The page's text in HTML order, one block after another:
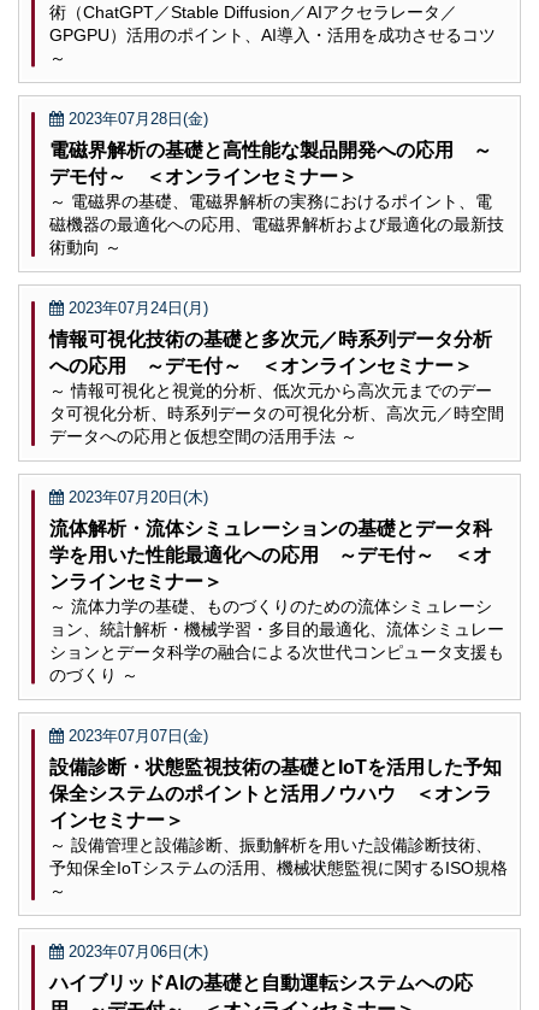
術（ChatGPT／Stable Diffusion／AIアクセラレータ／
GPGPU）活用のポイント、AI導入・活用を成功させるコツ
～
2023年07月28日(金)
電磁界解析の基礎と高性能な製品開発への応用 ～
デモ付～ ＜オンラインセミナー＞
～ 電磁界の基礎、電磁界解析の実務におけるポイント、電
磁機器の最適化への応用、電磁界解析および最適化の最新技
術動向 ～
2023年07月24日(月)
情報可視化技術の基礎と多次元／時系列データ分析
への応用 ～デモ付～ ＜オンラインセミナー＞
～ 情報可視化と視覚的分析、低次元から高次元までのデー
タ可視化分析、時系列データの可視化分析、高次元／時空間
データへの応用と仮想空間の活用手法 ～
2023年07月20日(木)
流体解析・流体シミュレーションの基礎とデータ科
学を用いた性能最適化への応用 ～デモ付～ ＜オ
ンラインセミナー＞
～ 流体力学の基礎、ものづくりのための流体シミュレーシ
ョン、統計解析・機械学習・多目的最適化、流体シミュレー
ションとデータ科学の融合による次世代コンピュータ支援も
のづくり ～
2023年07月07日(金)
設備診断・状態監視技術の基礎とIoTを活用した予知
保全システムのポイントと活用ノウハウ ＜オンラ
インセミナー＞
～ 設備管理と設備診断、振動解析を用いた設備診断技術、
予知保全IoTシステムの活用、機械状態監視に関するISO規格
～
2023年07月06日(木)
ハイブリッドAIの基礎と自動運転システムへの応